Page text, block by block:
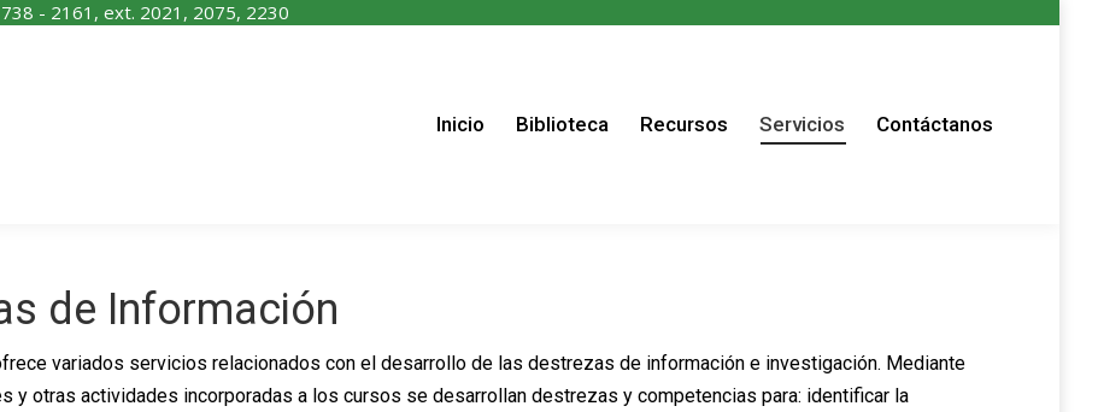
- 2161, ext. 2021, 2075, 2230
Inicio Biblioteca Recursos Servicios Contáctanos
de Información
variados servicios relacionados con el desarrollo de las destrezas de información e investigación. Mediante
y otras actividades incorporadas a los cursos se desarrollan destrezas y competencias para: identificar la